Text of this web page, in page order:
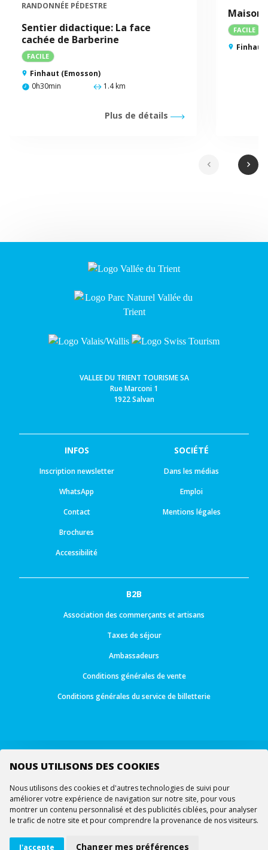
NOUS UTILISONS DES COOKIES
Nous utilisons des cookies et d'autres technologies de suivi pour
améliorer votre expérience de navigation sur notre site, pour vous
montrer un contenu personnalisé et des publicités ciblées, pour analyser
le trafic de notre site et pour comprendre la provenance de nos visiteurs.
J'accepte Changer mes préférences
RANDONNÉE PÉDESTRE
Sentier didactique: La face
cachée de Barberine
FACILE
Finhaut (Emosson)
0h30min
1.4 km
Plus de détails
Maison
FACILE
Finhaut
chevron_left chevron_right
VALLEE DU TRIENT TOURISME SA
Rue Marconi 1
1922 Salvan
INFOS
Inscription newsletter
WhatsApp
Contact
Brochures
Accessibilité
SOCIÉTÉ
Dans les médias
Emploi
Mentions légales
B2B
Association des commerçants et artisans
Taxes de séjour
Ambassadeurs
Conditions générales de vente
Conditions générales du service de billetterie
© Tous droits réservés - Ourea Services SA 2026